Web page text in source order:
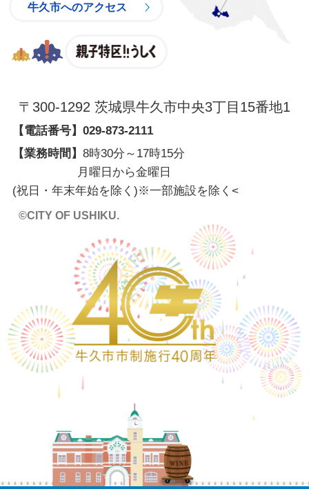
牛久市へのアクセス
〒300-1292 茨城県牛久市中央3丁目15番地1
【電話番号】 029-873-2111
【業務時間】 8時30分～17時15分
月曜日から金曜日
(祝日・年末年始を除く)※一部施設を除く <
©CITY OF USHIKU.